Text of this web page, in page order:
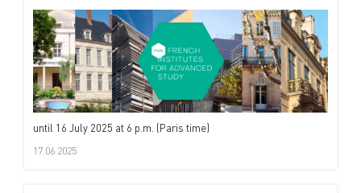
until 16 July 2025 at 6 p.m. (Paris time)
17.06.2025